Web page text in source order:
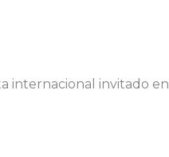
internacional invitado